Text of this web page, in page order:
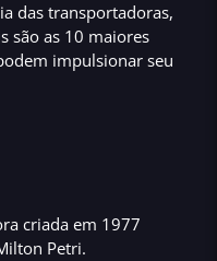
das transportadoras,
são as 10 maiores
impulsionar seu
criada em 1977
Petri.